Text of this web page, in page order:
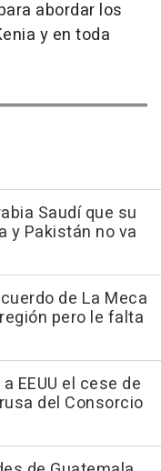
abordar los
y en toda
Saudí que su
y Pakistán no va
de La Meca
pero le falta
EEUU el cese de
del Consorcio